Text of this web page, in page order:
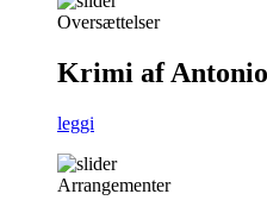
Oversættelser
Krimi af
leggi
Arrangementer